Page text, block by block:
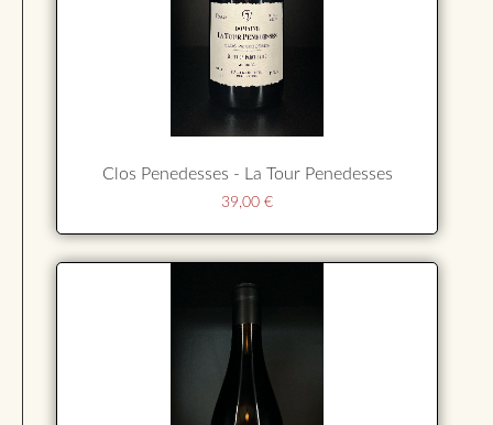
Clos Penedesses - La Tour Penedesses
39,00 €